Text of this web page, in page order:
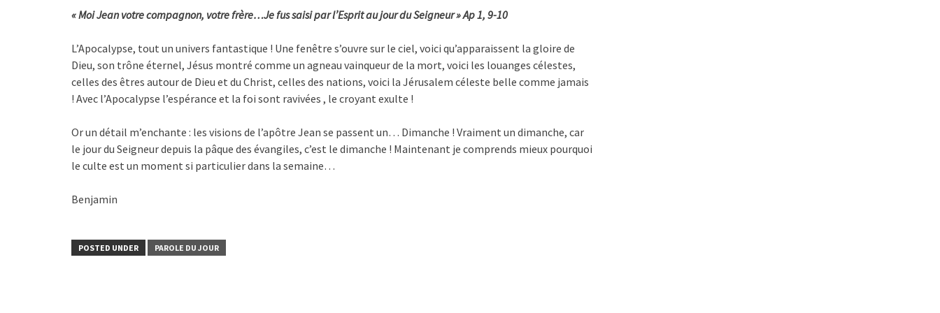
« Moi Jean votre compagnon, votre frère…Je fus saisi par l’Esprit au jour du Seigneur » Ap 1, 9-10
L’Apocalypse, tout un univers fantastique ! Une fenêtre s’ouvre sur le ciel, voici qu’apparaissent la gloire de
Dieu, son trône éternel, Jésus montré comme un agneau vainqueur de la mort, voici les louanges célestes,
celles des êtres autour de Dieu et du Christ, celles des nations, voici la Jérusalem céleste belle comme jamais
! Avec l’Apocalypse l’espérance et la foi sont ravivées , le croyant exulte !
Or un détail m’enchante : les visions de l’apôtre Jean se passent un… Dimanche ! Vraiment un dimanche, car
le jour du Seigneur depuis la pâque des évangiles, c’est le dimanche ! Maintenant je comprends mieux pourquoi
le culte est un moment si particulier dans la semaine…
Benjamin
POSTED UNDER PAROLE DU JOUR